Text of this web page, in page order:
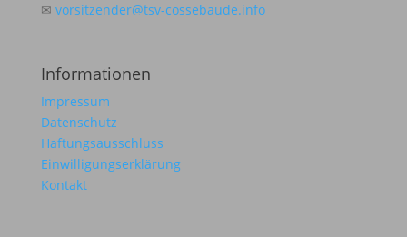
✉ vorsitzender@tsv-cossebaude.info
Informationen
Impressum
Datenschutz
Haftungsausschluss
Einwilligungserklärung
Kontakt